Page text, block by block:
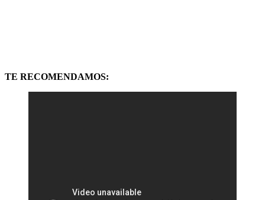
TE RECOMENDAMOS: